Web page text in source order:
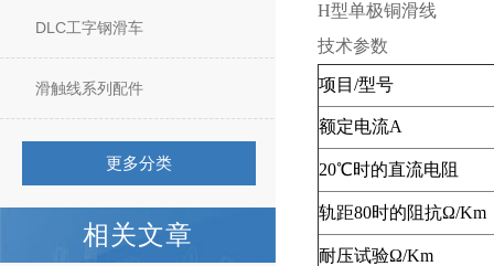
DLC工字钢滑车
滑触线系列配件
更多分类
相关文章
H型单极铜滑线
技术参数
项目/型号
额定电流A
20℃时的直流电阻
轨距80时的阻抗Ω/Km
耐压试验Ω/Km